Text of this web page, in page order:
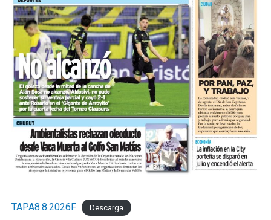
TAPA8.8.2026F Descarga